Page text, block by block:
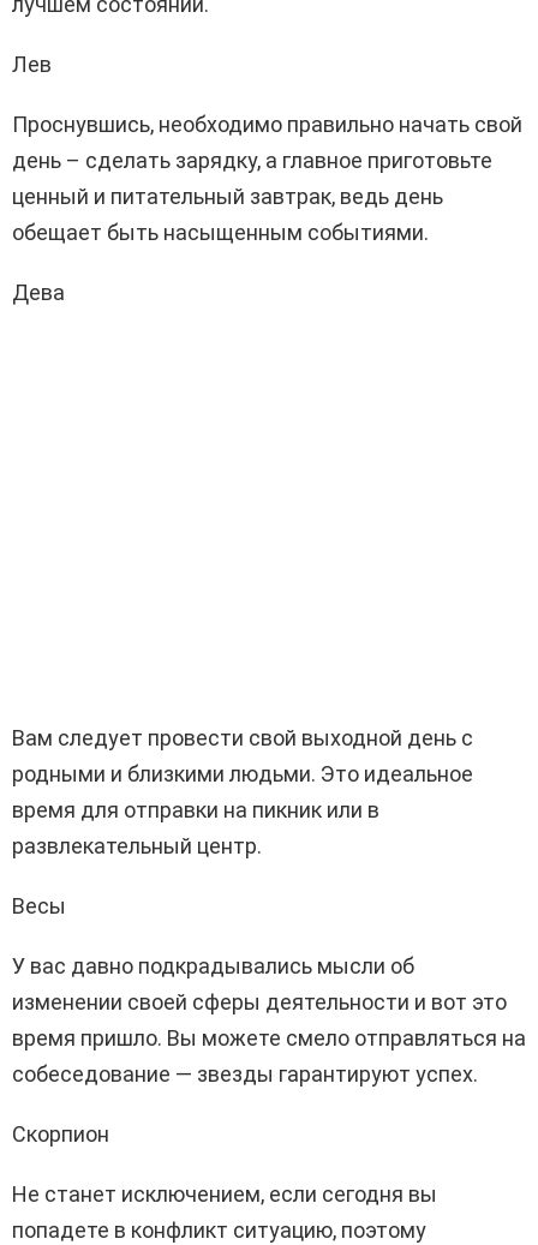
Лев
Проснувшись, необходимо правильно начать свой
день – сделать зарядку, а главное приготовьте
ценный и питательный завтрак, ведь день
обещает быть насыщенным событиями.
Дева
Вам следует провести свой выходной день с
родными и близкими людьми. Это идеальное
время для отправки на пикник или в
развлекательный центр.
Весы
У вас давно подкрадывались мысли об
изменении своей сферы деятельности и вот это
время пришло. Вы можете смело отправляться на
собеседование — звезды гарантируют успех.
Скорпион
Не станет исключением, если сегодня вы
попадете в конфликт ситуацию, поэтому